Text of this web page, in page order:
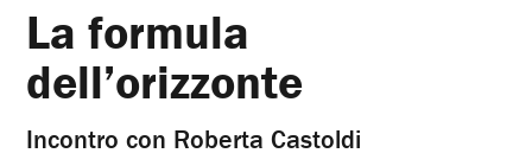
La formula
dell’orizzonte
Incontro con Roberta Castoldi